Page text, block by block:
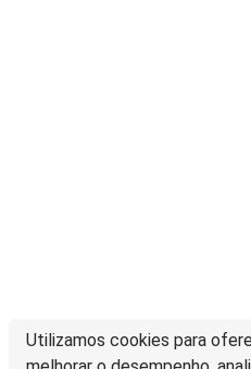
Utilizamos cookies para